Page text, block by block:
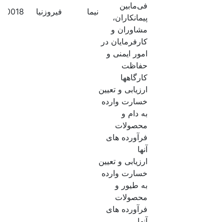
فی‌مابین
پیمانکاران،
مشاوران و
کارفرمایان در
امور ایمنی و
حفاظت
کارگاهها
نیما فیروزنیا
ارزیابی و تعیین
خسارت وارده
به دام و
محصولات
فرآورده های
آنها
ارزیابی و تعیین
خسارت وارده
به طیور و
محصولات
فرآورده های